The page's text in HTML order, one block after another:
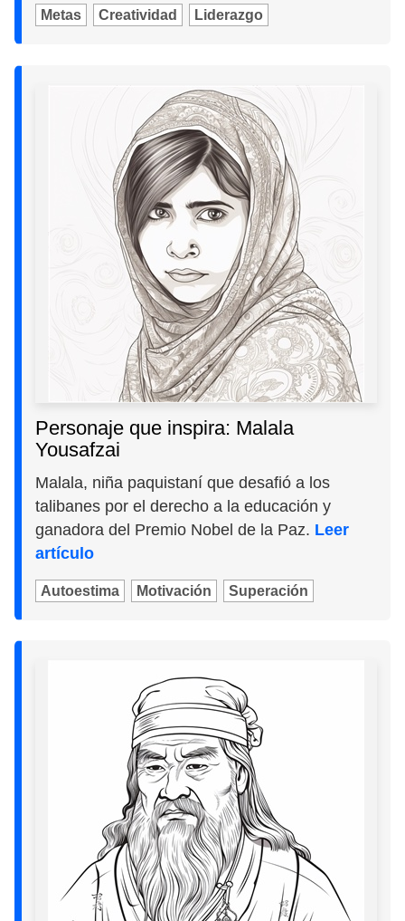
Metas Creatividad Liderazgo
Personaje que inspira: Malala
Yousafzai
Malala, niña paquistaní que desafió a los
talibanes por el derecho a la educación y
ganadora del Premio Nobel de la Paz. Leer
artículo
Autoestima Motivación Superación